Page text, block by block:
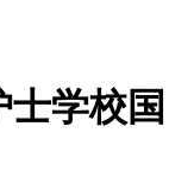
士学校国